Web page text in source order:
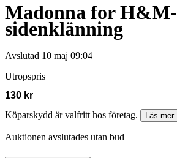
Madonna for H&M-
sidenklänning
Avslutad 10 maj 09:04
Utropspris
130 kr
Köparskydd är valfritt hos företag.
Läs mer
Auktionen avslutades utan bud